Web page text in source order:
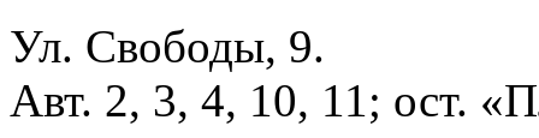
Ул. Свободы, 9.
Авт. 2, 3, 4, 10, 11; ост.